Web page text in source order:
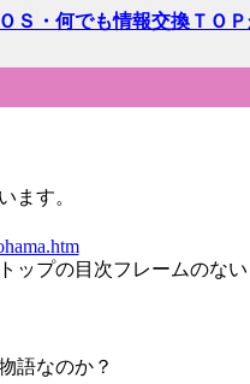
Ｓ・何でも情報交換ＴＯ
ます。
ップの目次フレームの
語なのか？